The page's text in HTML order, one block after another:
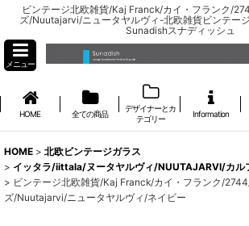
ビンテージ北欧雑貨/Kaj Franck/カイ・フランク/
ズ/Nuutajarvi/ニュータヤルヴィ-北欧雑貨ビンテー
Sunadishスナディッシュ
メニュー
HOME 全ての商品
デザイナーとカ
テゴリー
Information
HOME > 北欧ビンテージガラス
> イッタラ/iittala/ヌータヤルヴィ/NUUTAJARVI/カル
> ビンテージ北欧雑貨/Kaj Franck/カイ・フランク/
ズ/Nuutajarvi/ニュータヤルヴィ/ネイビー